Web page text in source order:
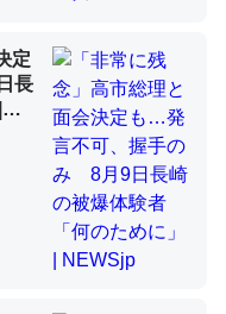
らんかった。調べたら
分の1程度。
＝「昆虫はなぜ海にいな
定
長